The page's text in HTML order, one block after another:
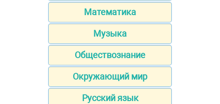
Математика
Музыка
Обществознание
Окружающий мир
Русский язык